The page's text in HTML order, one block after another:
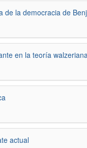
la democracia de
en la teoría
actual